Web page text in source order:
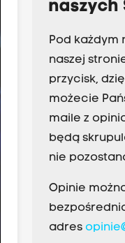
naszych
Pod każdym
naszej
przycisk,
możecie
maile z
będą
nie
Opinie
adres